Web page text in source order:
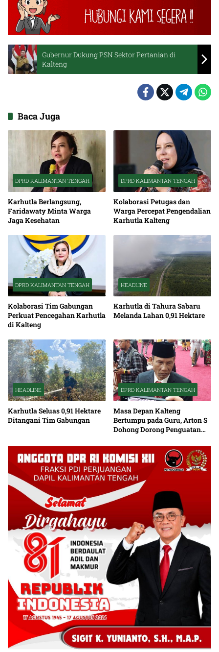
Gubernur Dukung PSN Sektor Pertanian di
Kalteng
Baca Juga
DPRD KALIMANTAN TENGAH
Karhutla Berlangsung,
Faridawaty Minta Warga
Jaga Kesehatan
DPRD KALIMANTAN TENGAH
Kolaborasi Petugas dan
Warga Percepat Pengendalian
Karhutla Kalteng
DPRD KALIMANTAN TENGAH
Kolaborasi Tim Gabungan
Perkuat Pencegahan Karhutla
di Kalteng
HEADLINE
Karhutla di Tahura Sabaru
Melanda Lahan 0,91 Hektare
HEADLINE
Karhutla Seluas 0,91 Hektare
Ditangani Tim Gabungan
DPRD KALIMANTAN TENGAH
Masa Depan Kalteng
Bertumpu pada Guru, Arton S
Dohong Dorong Penguatan